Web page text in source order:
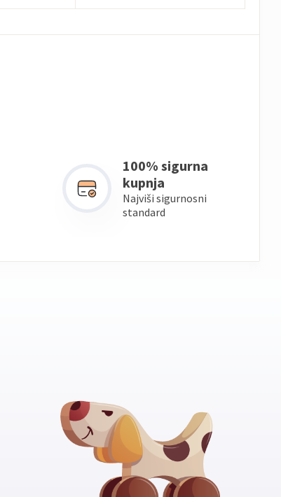
100% sigurna
kupnja
Najviši sigurnosni
standard